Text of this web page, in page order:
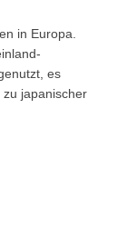
in Europa.
es
japanischer